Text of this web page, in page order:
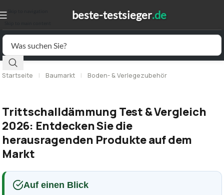
Startseite | Baumarkt | Boden- & Verlegezubehör
Trittschalldämmung Test & Vergleich
2026: Entdecken Sie die
herausragenden Produkte auf dem
Markt
Auf einen Blick